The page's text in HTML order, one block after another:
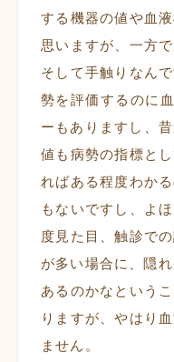
する機器の値や血
思いますが、一方
そして手触りなん
勢を評価するのに
ーもありますし、
値も病勢の指標と
ればある程度わか
もないですし、よ
度見た目、触診で
が多い場合に、隠
あるのかなという
りますが、やはり
ません。